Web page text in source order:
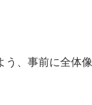
う、事前に全体像